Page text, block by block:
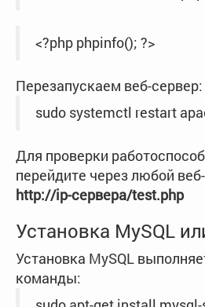
<?php phpinfo(); ?>
Перезапускаем веб-сервер:
sudo systemctl restart
Для проверки
перейдите через любой
http://ip-сервера/test.php
Установка MySQL
Установка MySQL
команды: